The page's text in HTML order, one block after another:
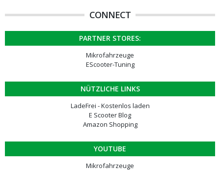
CONNECT
PARTNER STORES:
Mikrofahrzeuge
EScooter-Tuning
NÜTZLICHE LINKS
LadeFrei - Kostenlos laden
E Scooter Blog
Amazon Shopping
YOUTUBE
Mikrofahrzeuge